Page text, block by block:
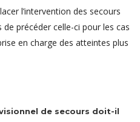
l’intervention des secours
précéder celle-ci pour les cas
en charge des atteintes plus
de secours doit-il